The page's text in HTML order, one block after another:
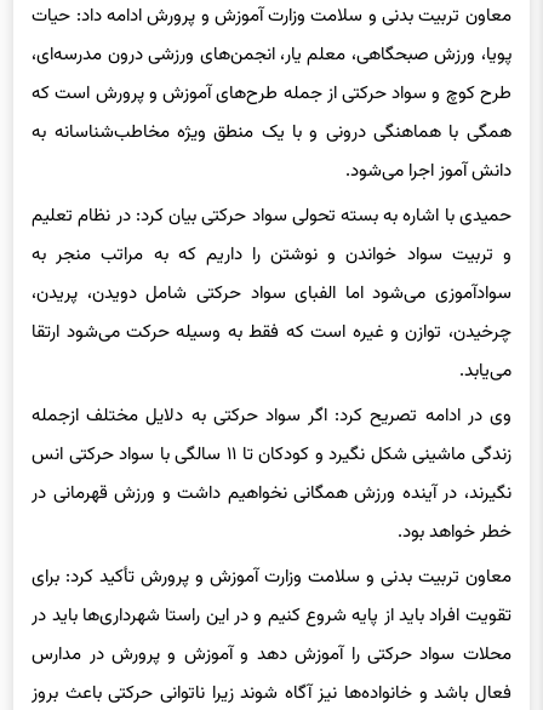
معاون تربیت بدنی و سلامت وزارت آموزش و پرورش ادامه داد: حیات
پویا، ورزش صبحگاهی، معلم یار، انجمن‌های ورزشی درون مدرسه‌ای،
طرح کوچ و سواد حرکتی از جمله طرح‌های آموزش و پرورش است که
همگی با هماهنگی درونی و با یک منطق ویژه مخاطب‌شناسانه به
دانش آموز اجرا می‌شود.
حمیدی با اشاره به بسته تحولی سواد حرکتی بیان کرد: در نظام تعلیم
و تربیت سواد خواندن و نوشتن را داریم که به مراتب منجر به
سوادآموزی می‌شود اما الفبای سواد حرکتی شامل دویدن، پریدن،
چرخیدن، توازن و غیره است که فقط به وسیله حرکت می‌شود ارتقا
می‌یابد.
وی در ادامه تصریح کرد: اگر سواد حرکتی به دلایل مختلف ازجمله
زندگی ماشینی شکل نگیرد و کودکان تا ۱۱ سالگی با سواد حرکتی انس
نگیرند، در آینده ورزش همگانی نخواهیم داشت و ورزش قهرمانی در
خطر خواهد بود.
معاون تربیت بدنی و سلامت وزارت آموزش و پرورش تأکید کرد: برای
تقویت افراد باید از پایه شروع کنیم و در این راستا شهرداری‌ها باید در
محلات سواد حرکتی را آموزش دهد و آموزش و پرورش در مدارس
فعال باشد و خانواده‌ها نیز آگاه شوند زیرا ناتوانی حرکتی باعث بروز